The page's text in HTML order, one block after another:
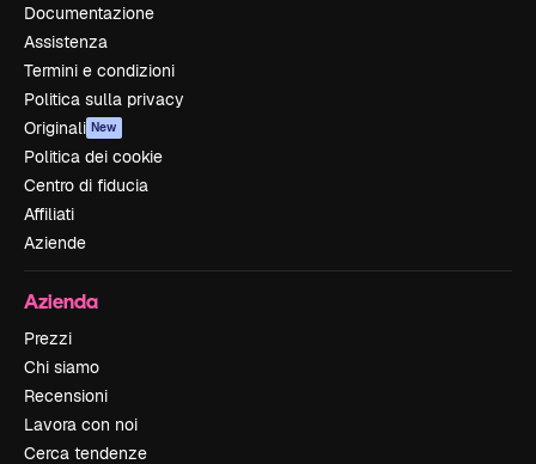
Documentazione
Assistenza
Termini e condizioni
Politica sulla privacy
Originali New
Politica dei cookie
Centro di fiducia
Affiliati
Aziende
Azienda
Prezzi
Chi siamo
Recensioni
Lavora con noi
Cerca tendenze